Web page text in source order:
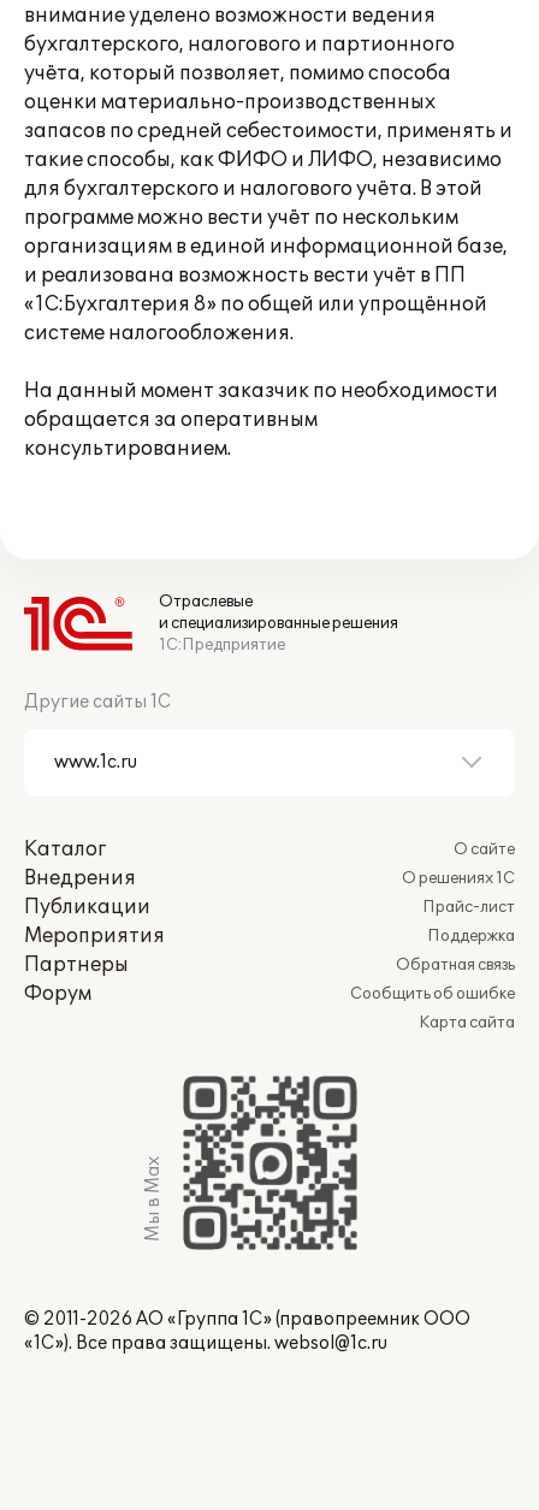
внимание уделено возможности ведения
бухгалтерского, налогового и партионного
учёта, который позволяет, помимо способа
оценки материально-производственных
запасов по средней себестоимости, применять и
такие способы, как ФИФО и ЛИФО, независимо
для бухгалтерского и налогового учёта. В этой
программе можно вести учёт по нескольким
организациям в единой информационной базе,
и реализована возможность вести учёт в ПП
«1С:Бухгалтерия 8» по общей или упрощённой
системе налогообложения.
На данный момент заказчик по необходимости
обращается за оперативным
консультированием.
Отраслевые
и специализированные решения
1С:Предприятие
Другие сайты 1С
Каталог
Внедрения
Публикации
Мероприятия
Партнеры
Форум
О сайте
О решениях 1С
Прайс-лист
Поддержка
Обратная связь
Сообщить об ошибке
Карта сайта
Мы в Max
© 2011-2026 АО «Группа 1С» (правопреемник ООО
«1С»). Все права защищены. websol@1c.ru